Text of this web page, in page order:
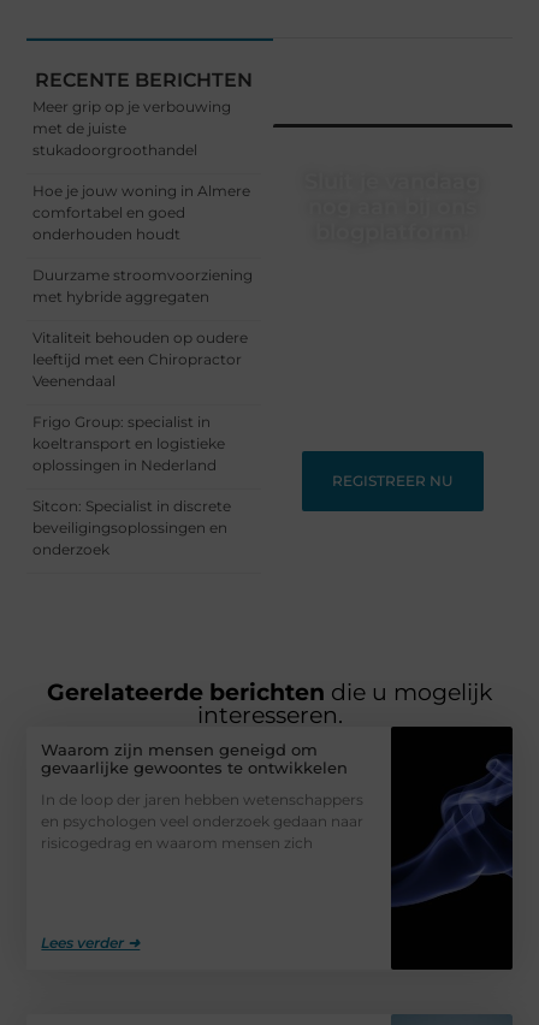
RECENTE BERICHTEN
Meer grip op je verbouwing
met de juiste
stukadoorgroothandel
Hoe je jouw woning in Almere
comfortabel en goed
onderhouden houdt
Duurzame stroomvoorziening
met hybride aggregaten
Vitaliteit behouden op oudere
leeftijd met een Chiropractor
Veenendaal
Frigo Group: specialist in
koeltransport en logistieke
oplossingen in Nederland
Sitcon: Specialist in discrete
beveiligingsoplossingen en
onderzoek
REGISTREER NU
Gerelateerde berichten die u mogelijk
interesseren.
Waarom zijn mensen geneigd om
gevaarlijke gewoontes te ontwikkelen
In de loop der jaren hebben wetenschappers
en psychologen veel onderzoek gedaan naar
risicogedrag en waarom mensen zich
Lees verder ➜